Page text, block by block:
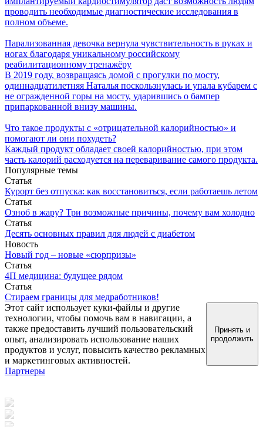
проводить необходимые диагностические исследования в
полном объеме.
Парализованная девочка вернула чувствительность в руках и
ногах благодаря уникальному российскому
реабилитационному тренажёру
В 2019 году, возвращаясь домой с прогулки по мосту,
одиннадцатилетняя Наталья поскользнулась и упала кубарем с
не огражденной горы на мосту, ударившись о бампер
припаркованной внизу машины.
Что такое продукты с «отрицательной калорийностью» и
помогают ли они похудеть?
Каждый продукт обладает своей калорийностью, при этом
часть калорий расходуется на переваривание самого продукта.
Популярные темы
Статья
Курорт без отпуска: как восстановиться, если работаешь летом
Статья
Озноб в жару? Три возможные причины, почему вам холодно
Статья
Десять основных правил для людей с диабетом
Новость
Новый год – новые «сюрпризы»
Статья
4П медицина: будущее рядом
Статья
Стираем границы для медработников!
Этот сайт использует куки-файлы и другие
технологии, чтобы помочь вам в навигации, а
также предоставить лучший пользовательский
опыт, анализировать использование наших
продуктов и услуг, повысить качество рекламных
и маркетинговых активностей.
Принять и
продолжить
Партнеры